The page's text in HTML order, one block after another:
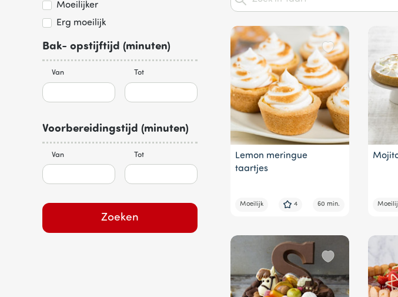
Moeilijker
Erg moeilijk
Bak- opstijftijd (minuten)
Van Tot
Voorbereidingstijd (minuten)
Van Tot
Zoeken
of
Lemon meringue
taartjes
Moeilijk 4 60 min.